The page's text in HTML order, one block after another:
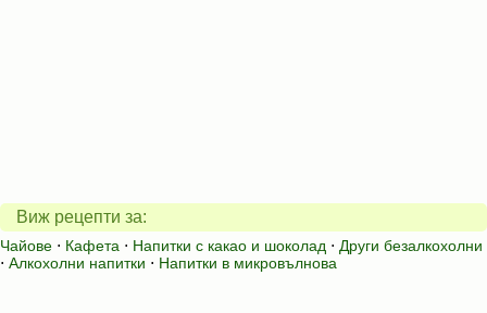
Виж рецепти за:
Чайове ⋅ Кафета ⋅ Напитки с какао и шоколад ⋅ Други безалкохолни
⋅ Алкохолни напитки ⋅ Напитки в микровълнова